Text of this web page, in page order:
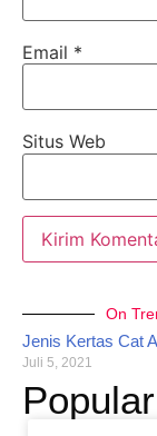
Email *
Situs Web
On
Jenis Kertas Cat
Juli 5, 2021